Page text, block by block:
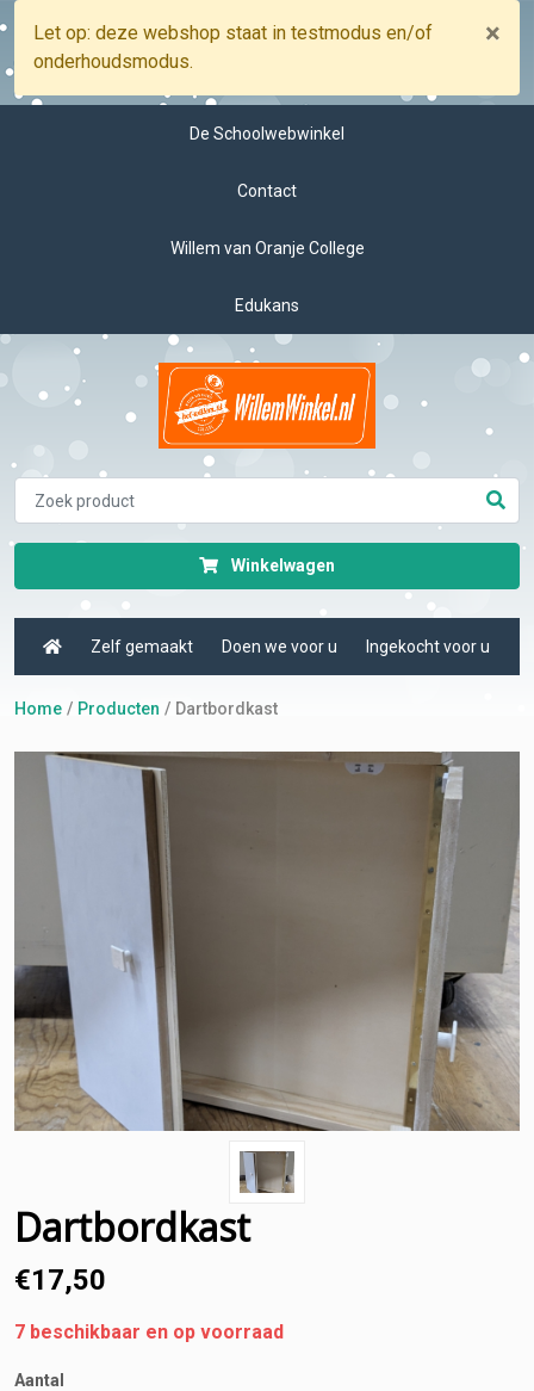
×
Let op: deze webshop staat in testmodus en/of
onderhoudsmodus.
De Schoolwebwinkel
Contact
Willem van Oranje College
Edukans
Winkelwagen
Zelf gemaakt Doen we voor u Ingekocht voor u
Home Producten Dartbordkast
Dartbordkast
€17,50
7 beschikbaar en op voorraad
Aantal